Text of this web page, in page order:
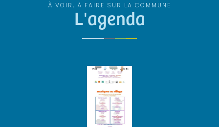
À VOIR, À FAIRE SUR LA COMMUNE
L'agenda